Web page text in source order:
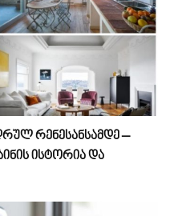
რენესანსამდე –
ისტორია და